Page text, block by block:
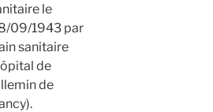
le
09/1943 par
sanitaire
de
de